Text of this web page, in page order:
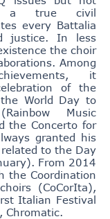
a true civil
every Battalia
justice. In less
the choir
Among
it
of the
World Day to
Music
the Concerto for
granted his
to the Day
From 2014
the Coordination
(CoCorIta),
Italian Festival
Chromatic.